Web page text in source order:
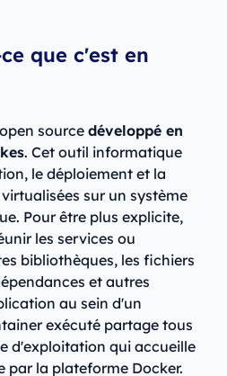
que c'est en
source développé en
. Cet outil informatique
le déploiement et la
sur un système
Pour être plus explicite,
les services ou
bibliothèques, les fichiers
et autres
au sein d'un
exécuté partage tous
d'exploitation qui accueille
par la plateforme Docker.